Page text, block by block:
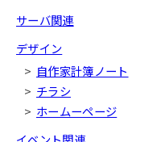
サーバ関連
デザイン
自作家計簿ノート
チラシ
ホームーページ